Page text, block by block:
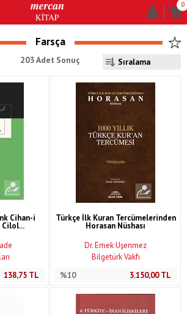
0
Farsça
203 Adet Sonuç
Cihan-i
Cilol...
138,75TL
Türkçe İlk Kuran Tercümelerinden
Horasan Nüshası
Dr. Emek Üşenmez
Bilgetürk Vakfı
%10
3.150,00TL